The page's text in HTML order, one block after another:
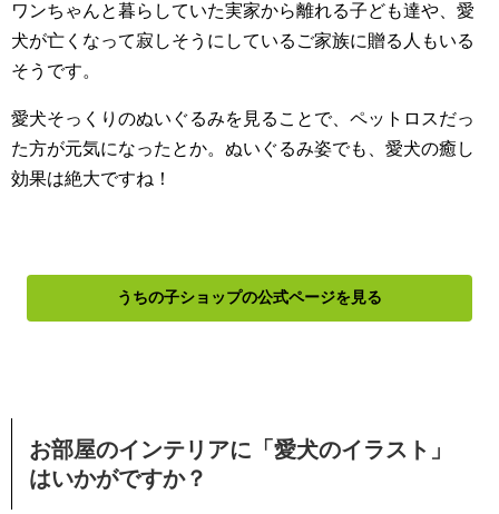
ワンちゃんと暮らしていた実家から離れる子ども達や、愛
犬が亡くなって寂しそうにしているご家族に贈る人もいる
そうです。
愛犬そっくりのぬいぐるみを見ることで、ペットロスだっ
た方が元気になったとか。ぬいぐるみ姿でも、愛犬の癒し
効果は絶大ですね！
うちの子ショップの公式ページを見る
お部屋のインテリアに「愛犬のイラスト」
はいかがですか？